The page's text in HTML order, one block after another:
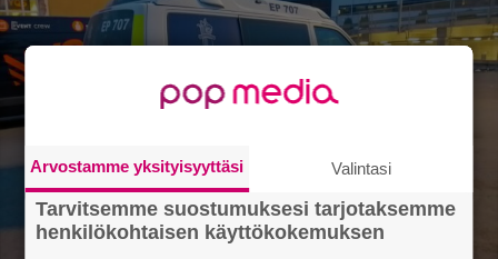
Arvostamme yksityisyyttäsi Valintasi
Tarvitsemme suostumuksesi tarjotaksemme
henkilökohtaisen käyttökokemuksen